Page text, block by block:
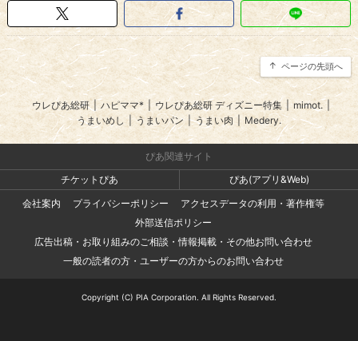
ページの先頭へ
ウレぴあ総研 ハピママ* ウレぴあ総研 ディズニー特集 | mimot.
うまいめし
うまいパン | うまい肉 Medery.
ぴあ関連サイト
チケットぴあ
ぴあ(アプリ&Web)
会社案内
プライバシーポリシー
アクセスデータの利用・著作権等
外部送信ポリシー
広告出稿・お取り組みのご相談・情報掲載・その他お問い合わせ
一般の読者の方・ユーザーの方からのお問い合わせ
Copyright (C) PIA Corporation. All Rights Reserved.